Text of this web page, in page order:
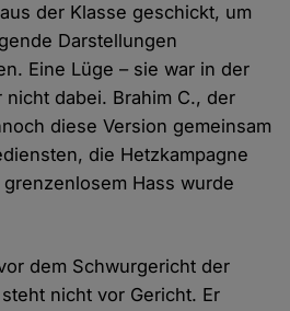
der Klasse geschickt, um
Darstellungen
Eine Lüge – sie war in der
dabei. Brahim C., der
diese Version gemeinsam
die Hetzkampagne
Hass wurde
dem Schwurgericht der
nicht vor Gericht. Er